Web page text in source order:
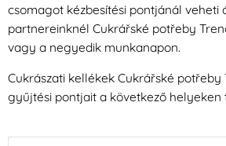
csomagot kézbesítési pontjánál veheti
partnereinknél Cukrářské potřeby
vagy a negyedik munkanapon.
Cukrászati kellékek Cukrářské potřeby
gyűjtési pontjait a következő helyeken